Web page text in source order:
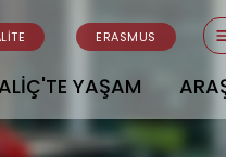
ERASMUS
YAŞAM